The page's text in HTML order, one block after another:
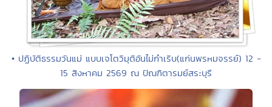
• ปฏิบัติธรรมวันแม่ แบบเจโตวิมุติอันไม่กำเริบ(แก่นพรหมจรรย์) 12 -
15 สิงหาคม 2569 ณ ปัณฑิตารมย์สระบุรี